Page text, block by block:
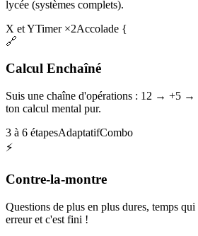
lycée (systèmes complets).
X et YTimer ×2Accolade {
🔗
Calcul Enchaîné
Suis une chaîne d'opérations : 12 → +5
ton calcul mental pur.
3 à 6 étapesAdaptatifCombo
⚡
Contre-la-montre
Questions de plus en plus dures, temps
erreur et c'est fini !